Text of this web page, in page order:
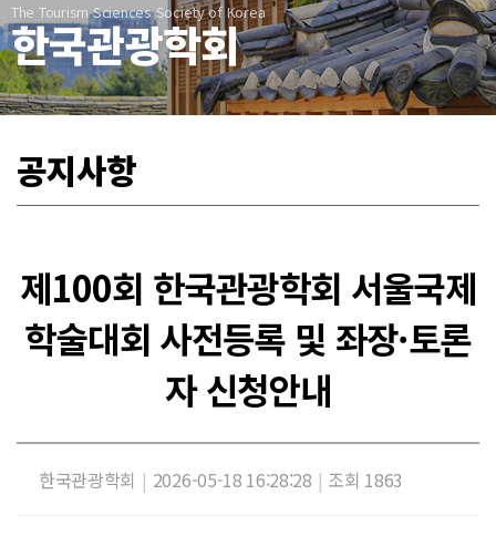
The Tourism Sciences Society of Korea
한국관광학회
공지사항
제100회 한국관광학회 서울국제
학술대회 사전등록 및 좌장·토론
자 신청안내
한국관광학회 | 2026-05-18 16:28:28 | 조회 1863